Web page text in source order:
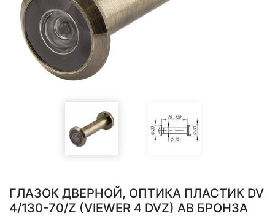
ГЛАЗОК ДВЕРНОЙ, ОПТИКА ПЛАСТИК DV
4/130-70/Z (VIEWER 4 DVZ) AB БРОНЗА